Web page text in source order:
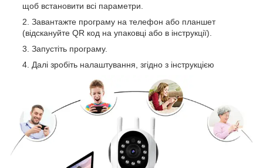
щоб встановити всі параметри.
Завантажте програму на телефон або планшет
(відскануйте QR код на упаковці або в інструкції).
Запустіть програму.
Далі зробіть налаштування, згідно з інструкцією